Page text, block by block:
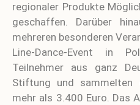
regionaler Produkte
geschaffen. Darüber
mehreren besonderen
Line-Dance-Event in
Teilnehmer aus ganz
Stiftung und sammelten
mehr als 3.400 Euro. Das